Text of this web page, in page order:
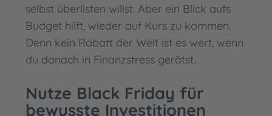
selbst überlisten willst. Aber ein Blick aufs
Budget hilft, wieder auf Kurs zu kommen.
Denn kein Rabatt der Welt ist es wert, wenn
du danach in Finanzstress gerätst.
Nutze Black Friday für
bewusste Investitionen